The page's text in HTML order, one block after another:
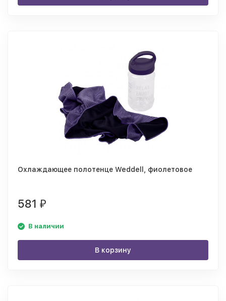
Охлаждающее полотенце Weddell, фиолетовое
581 ₽
В наличии
В корзину